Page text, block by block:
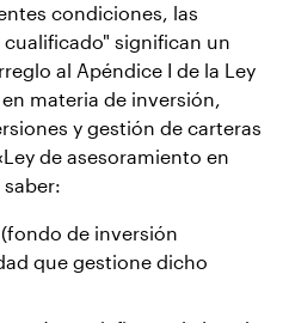
condiciones, las
significan un
al Apéndice I de la Ley
materia de inversión,
y gestión de carteras
de asesoramiento en
de inversión
que gestione dicho